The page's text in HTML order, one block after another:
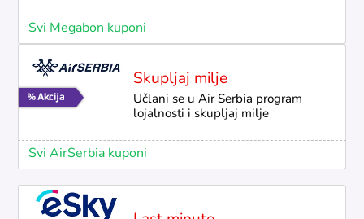
Svi Megabon kuponi
Skupljaj milje
Učlani se u Air Serbia program
lojalnosti i skupljaj milje
Svi AirSerbia kuponi